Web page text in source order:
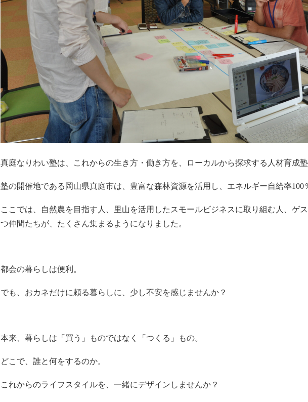
真庭なりわい塾は、これからの生き方・働き方を、ローカルから探求する人材育成
塾の開催地である岡山県真庭市は、豊富な森林資源を活用し、エネルギー自給率100
ここでは、自然農を目指す人、里山を活用したスモールビジネスに取り組む人、ゲ
つ仲間たちが、たくさん集まるようになりました。
都会の暮らしは便利。
でも、おカネだけに頼る暮らしに、少し不安を感じませんか？
本来、暮らしは「買う」ものではなく「つくる」もの。
どこで、誰と何をするのか。
これからのライフスタイルを、一緒にデザインしませんか？